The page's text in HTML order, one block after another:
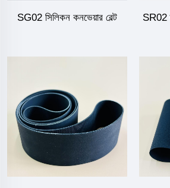
SG02 সিলিকন কনভেয়ার বেল্ট
SR02